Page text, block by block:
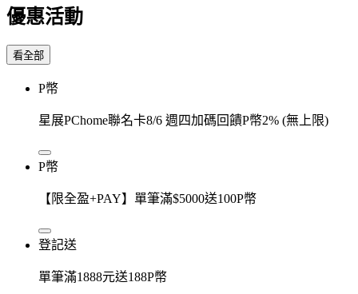
優惠活動
看全部
P幣
星展PChome聯名卡8/6 週四加碼回饋P幣2% (無上限)
P幣
【限全盈+PAY】單筆滿$5000送100P幣
登記送
單筆滿1888元送188P幣